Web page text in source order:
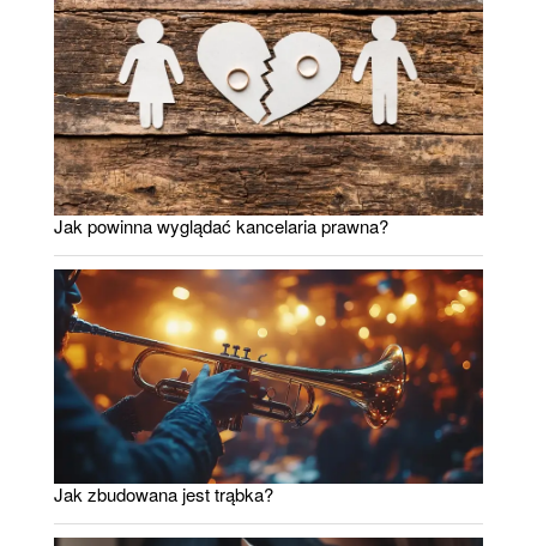
Jak powinna wyglądać kancelaria prawna?
Jak zbudowana jest trąbka?